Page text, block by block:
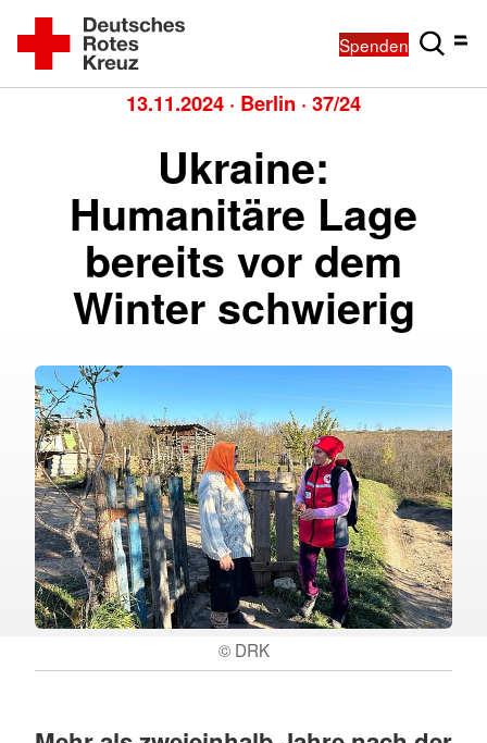
Spenden
13.11.2024 · Berlin · 37/24
Ukraine:
Humanitäre Lage
bereits vor dem
Winter schwierig
© DRK